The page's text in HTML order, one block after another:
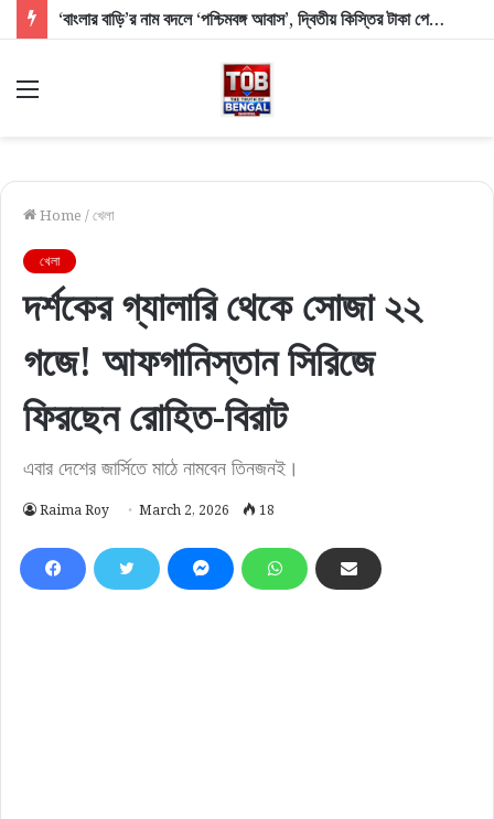
‘বাংলার বাড়ি’র নাম বদলে ‘পশ্চিমবঙ্গ আবাস’, দ্বিতীয় কিস্তির টাকা পেলেন প্রায় ১০ লক্ষ উপভোক্তা
Menu
Home /খেলা
খেলা
দর্শকের গ্যালারি থেকে সোজা ২২
গজে! আফগানিস্তান সিরিজে
ফিরছেন রোহিত-বিরাট
এবার দেশের জার্সিতে মাঠে নামবেন তিনজনই।
Raima Roy March 2, 2026 18